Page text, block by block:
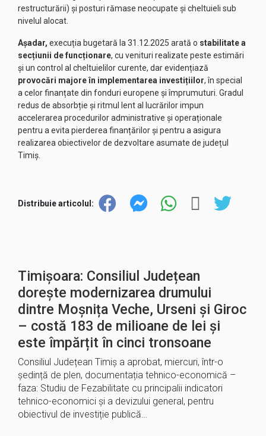
restructurării) și posturi rămase neocupate și cheltuieli sub
nivelul alocat.
Așadar, execuția bugetară la 31.12.2025 arată o stabilitate a
secțiunii de funcționare, cu venituri realizate peste estimări
și un control al cheltuielilor curente, dar evidențiază
provocări majore în implementarea investițiilor, în special
a celor finanțate din fonduri europene și împrumuturi. Gradul
redus de absorbție și ritmul lent al lucrărilor impun
accelerarea procedurilor administrative și operaționale
pentru a evita pierderea finanțărilor și pentru a asigura
realizarea obiectivelor de dezvoltare asumate de județul
Timiș.
Distribuie articolul:
Timișoara: Consiliul Județean
dorește modernizarea drumului
dintre Moșnița Veche, Urseni și Giroc
– costă 183 de milioane de lei și
este împărțit în cinci tronsoane
Consiliul Județean Timiș a aprobat, miercuri, într-o
ședință de plen, documentația tehnico-economică –
faza: Studiu de Fezabilitate cu principalii indicatori
tehnico-economici și a devizului general, pentru
obiectivul de investiție publică…